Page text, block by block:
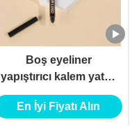
Boş eyeliner
yapıştırıcı kalem yatak
ipek solucan kalem
su geçirmez dayanıklı
En İyi Fiyatı Alın